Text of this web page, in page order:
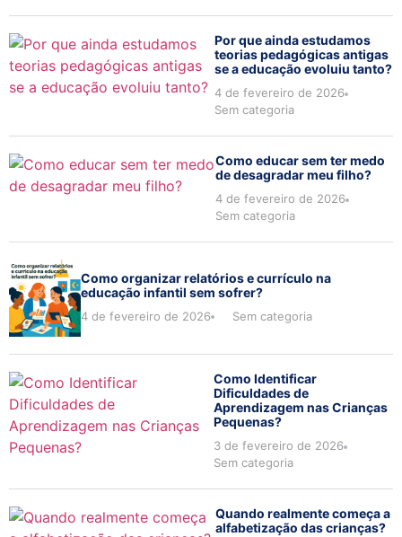
Por que ainda estudamos
teorias pedagógicas antigas
se a educação evoluiu tanto?
4 de fevereiro de 2026
Sem categoria
Como educar sem ter medo
de desagradar meu filho?
4 de fevereiro de 2026
Sem categoria
Como organizar relatórios e currículo na
educação infantil sem sofrer?
4 de fevereiro de 2026 Sem categoria
Como Identificar
Dificuldades de
Aprendizagem nas Crianças
Pequenas?
3 de fevereiro de 2026
Sem categoria
Quando realmente começa a
alfabetização das crianças?